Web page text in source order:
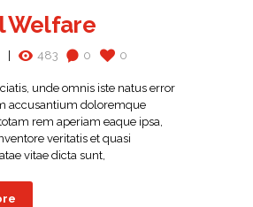
Welfare
483 0 0
unde omnis iste natus error
accusantium doloremque
rem aperiam eaque ipsa,
veritatis et quasi
vitae dicta sunt,